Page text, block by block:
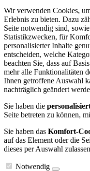
Wir verwenden Cookies,
Erlebnis zu bieten. Dazu
Seite notwendig sind,
Statistikzwecken, für
personalisierter Inhalte
entscheiden, welche
beachten Sie, dass auf
mehr alle Funktionalitäten
Ihnen getroffene Auswahl
nachträglich geändert
Sie haben die
Seite betreten zu können,
Sie haben das Komfort-
auf das Element oder die
dieses per Auswahl
Notwendig